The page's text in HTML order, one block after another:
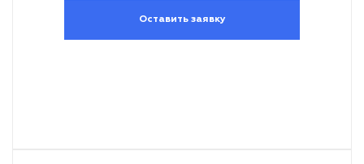
Оставить заявку